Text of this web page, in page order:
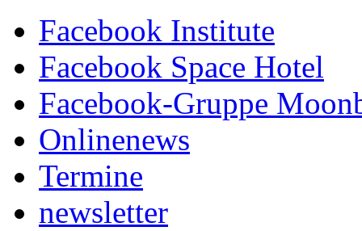
Facebook Institute
Facebook Space Hotel
Facebook-Gruppe
Onlinenews
Termine
newsletter